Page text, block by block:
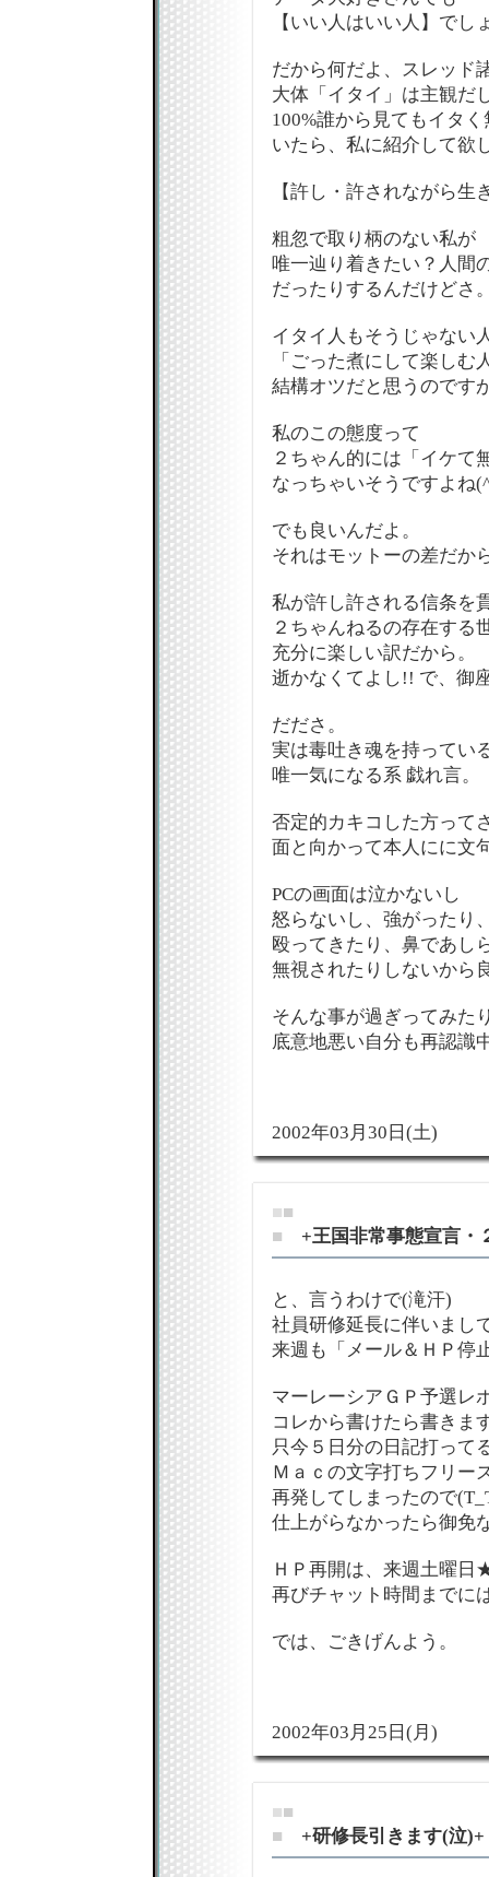
【いい人はいい人】でし
だから何だよ、スレッド
大体「イタイ」は主観だ
100%誰から見てもイタ
いたら、私に紹介して欲
【許し・許されながら生
粗忽で取り柄のない私が
唯一辿り着きたい？人間
だったりするんだけどさ
イタイ人もそうじゃない
「ごった煮にして楽しむ
結構オツだと思うのです
私のこの態度って
２ちゃん的には「イケて
なっちゃいそうですよね
でも良いんだよ。
それはモットーの差だか
私が許し許される信条を
２ちゃんねるの存在する
充分に楽しい訳だから。
逝かなくてよし!! で、御
だださ。
実は毒吐き魂を持ってい
唯一気になる系 戯れ言。
否定的カキコした方って
面と向かって本人にに文
PCの画面は泣かないし
怒らないし、強がったり
殴ってきたり、鼻であし
無視されたりしないから
そんな事が過ぎってみた
底意地悪い自分も再認識
2002年03月30日(土)
■■
■
+王国非常事態宣言・
と、言うわけで(滝汗)
社員研修延長に伴いまし
来週も「メール＆ＨＰ停
マーレーシアＧＰ予選レ
コレから書けたら書きま
只今５日分の日記打って
Ｍａｃの文字打ちフリー
再発してしまったので
仕上がらなかったら御免
ＨＰ再開は、来週土曜日
再びチャット時間までに
では、ごきげんよう。
2002年03月25日(月)
■■
■
+研修長引きます(泣)+